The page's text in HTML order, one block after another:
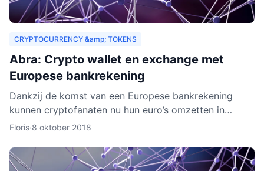
CRYPTOCURRENCY &amp; TOKENS
Abra: Crypto wallet en exchange met
Europese bankrekening
Dankzij de komst van een Europese bankrekening
kunnen cryptofanaten nu hun euro’s omzetten in
cryptogeld. Hiervoor hoeft alleen geld gestort te
Floris·8 oktober 2018